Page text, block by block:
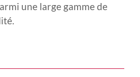
une large gamme de